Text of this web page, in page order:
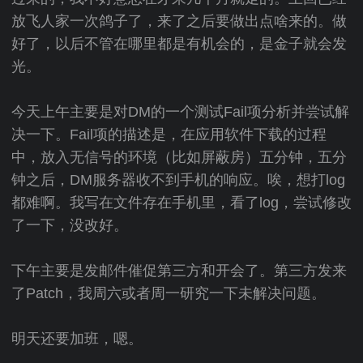
放飞人家一次鸽子了，来了之后要做出点啥来的。做
好了，以后不管在哪里都是有机会的，是金子就会发
光。
今天上午主要是对DM的一个测试Fail项分析并尝试解
决一下。Fail项的描述是，在应用软件下载的过程
中，放入无信号的环境（比如屏蔽房）五分钟，五分
钟之后，DM服务器收不到手机的响应。唉，想打log
都难啊。我写在文件存在手机里，看了log，尝试修改
了一下，没改好。
下午主要是发邮件催促第三方和开会了。第三方发来
了Patch，我周六或者周一研究一下未解决问题。
明天还要加班，嗯。